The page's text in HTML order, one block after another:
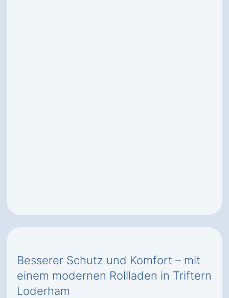
Besserer Schutz und Komfort – mit
einem modernen Rollladen in Triftern
Loderham